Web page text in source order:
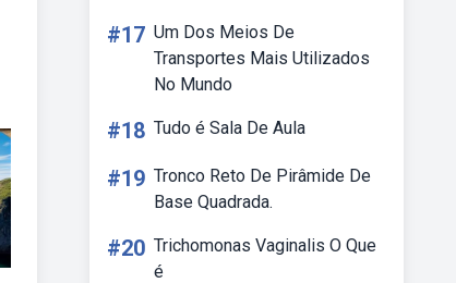
#17 Um Dos Meios De
Transportes Mais Utilizados
No Mundo
#18 Tudo é Sala De Aula
#19 Tronco Reto De Pirâmide De
Base Quadrada.
#20 Trichomonas Vaginalis O Que
é